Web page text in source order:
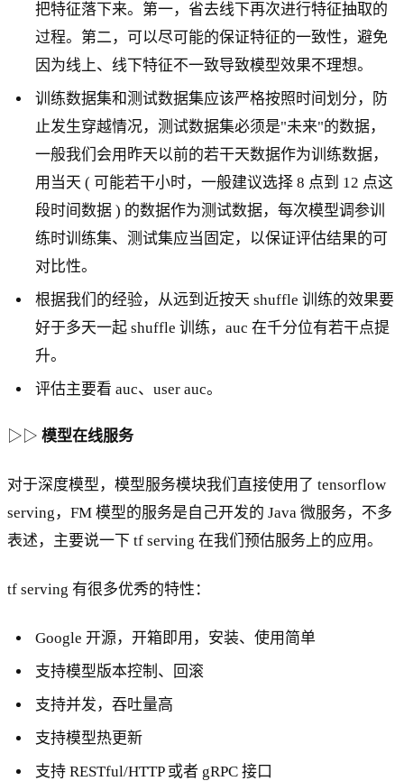
把特征落下来。第一，省去线下再次进行特征抽取的
过程。第二，可以尽可能的保证特征的一致性，避免
因为线上、线下特征不一致导致模型效果不理想。
训练数据集和测试数据集应该严格按照时间划分，防
止发生穿越情况，测试数据集必须是"未来"的数据，
一般我们会用昨天以前的若干天数据作为训练数据，
用当天 ( 可能若干小时，一般建议选择 8 点到 12 点这
段时间数据 ) 的数据作为测试数据，每次模型调参训
练时训练集、测试集应当固定，以保证评估结果的可
对比性。
根据我们的经验，从远到近按天 shuffle 训练的效果要
好于多天一起 shuffle 训练，auc 在千分位有若干点提
升。
评估主要看 auc、user auc。
▷▷ 模型在线服务
对于深度模型，模型服务模块我们直接使用了 tensorflow
serving，FM 模型的服务是自己开发的 Java 微服务，不多
表述，主要说一下 tf serving 在我们预估服务上的应用。
tf serving 有很多优秀的特性：
Google 开源，开箱即用，安装、使用简单
支持模型版本控制、回滚
支持并发，吞吐量高
支持模型热更新
支持 RESTful/HTTP 或者 gRPC 接口